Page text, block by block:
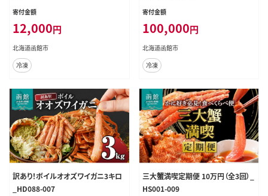
寄付金額
12,000円
北海道函館市
冷凍
寄付金額
100,000円
北海道函館市
冷凍
訳あり！ボイルオオズワイガニ3キロ
_HD088-007
三大蟹満喫定期便 10万円（全3回）_
HS001-009